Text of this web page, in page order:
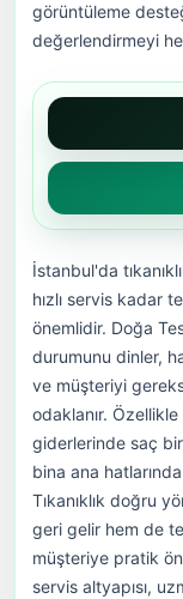
görüntüleme
değerlendirmeyi
İstanbul'da
hızlı servis kadar
önemlidir. Doğa
durumunu dinler,
ve müşteriyi
odaklanır.
giderlerinde saç
bina ana
Tıkanıklık doğru
geri gelir hem de
müşteriye pratik
servis altyapısı,